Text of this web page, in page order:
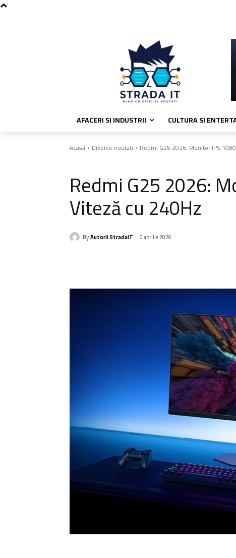
AFACERI SI INDUSTRII CULTURA SI
Acasă Diverse noutati Redmi G25 2026: Monitor IPS
Redmi G25 2026:
Viteză cu 240Hz
ByAutorii StradaIT 6 aprilie 2026